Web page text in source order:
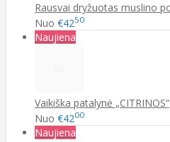
Rausvai dryžuotas muslino
Nuo €4250
Naujiena
Vaikiška patalynė „CITRINOS“
Nuo €4200
Naujiena